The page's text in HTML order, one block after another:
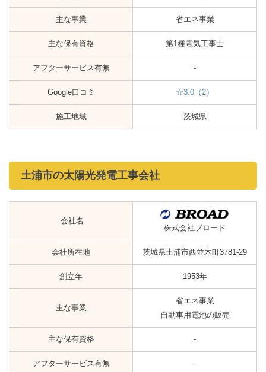
主な事業 省エネ事業
主な保有資格 第1種電気工事士
アフターサービス有無 -
Google口コミ ☆3.0（2）
施工地域 茨城県
土浦市の太陽光発電工事会社
会社名
株式会社ブロード
会社所在地 茨城県土浦市西並木町3781-29
創立年 1953年
主な事業
省エネ事業
自動車用電池の販売
主な保有資格 -
アフターサービス有無 -